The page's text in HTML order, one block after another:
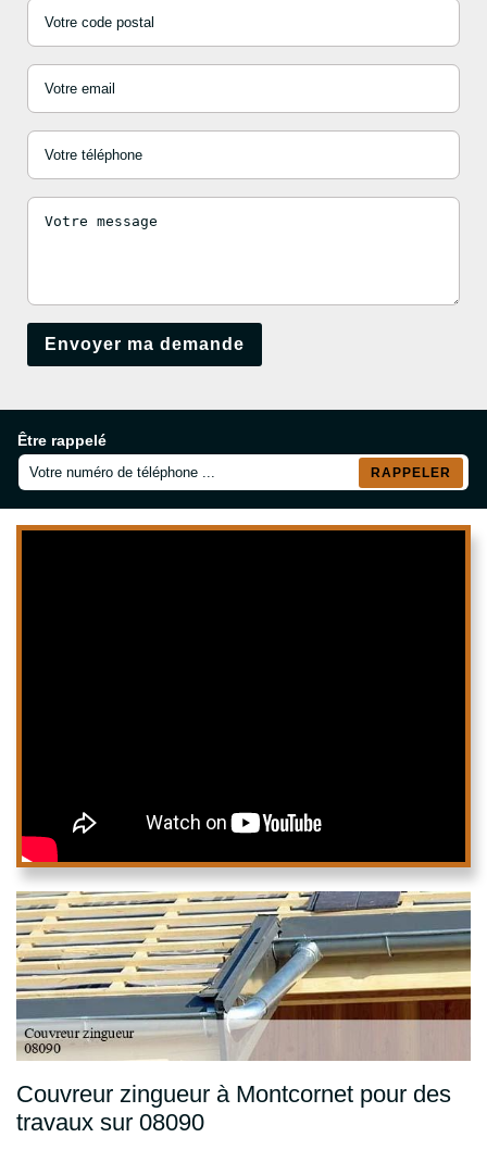
Être rappelé
Couvreur zingueur à Montcornet pour des
travaux sur 08090